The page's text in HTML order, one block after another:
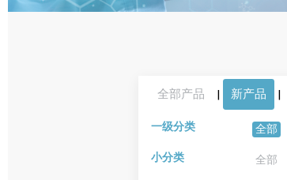
全部产品 | 新产品 |
一级分类 全部
小分类 全部